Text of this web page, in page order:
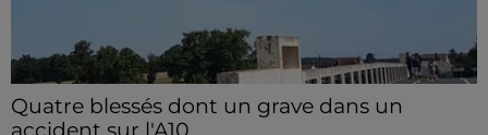
Quatre blessés dont un grave dans un
accident sur l'A10